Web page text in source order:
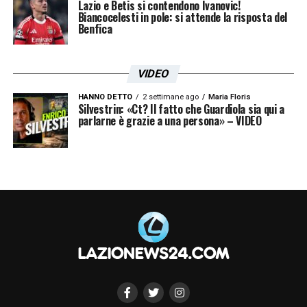
ISCRIVIMI
Lazio e Betis si contendono Ivanovic!
Biancocelesti in pole: si attende la risposta del
Benfica
VIDEO
HANNO DETTO 2 settimane ago Maria Floris
Silvestrin: «Ct? Il fatto che Guardiola sia qui a
parlarne è grazie a una persona» – VIDEO